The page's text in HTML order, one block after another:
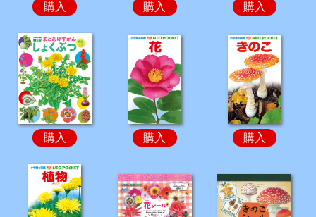
購入 購入 購入
購入 購入 購入